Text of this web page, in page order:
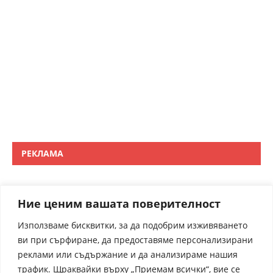
Ние ценим вашата поверителност
Използваме бисквитки, за да подобрим изживяването
ви при сърфиране, да предоставяме персонализирани
реклами или съдържание и да анализираме нашия
трафик. Щраквайки върху „Приемам всички“, вие се
РЕКЛАМА